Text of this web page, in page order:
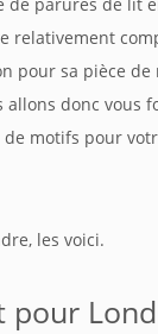
relativement
pour sa pièce de
allons donc vous
motifs pour
les voici.
pour